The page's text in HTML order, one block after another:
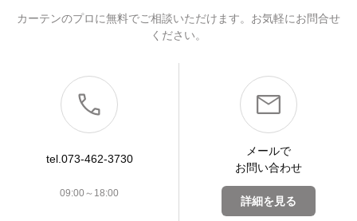
カーテンのプロに無料でご相談いただけます。お気軽にお問合せ
ください。
tel.073-462-3730
09:00～18:00
メールで
お問い合わせ
詳細を見る